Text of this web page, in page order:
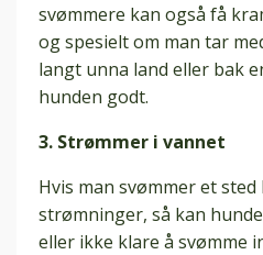
svømmere kan også få
og spesielt om man tar
langt unna land eller bak
hunden godt.
3. Strømmer i vannet
Hvis man svømmer et
strømninger, så kan
eller ikke klare å svømme